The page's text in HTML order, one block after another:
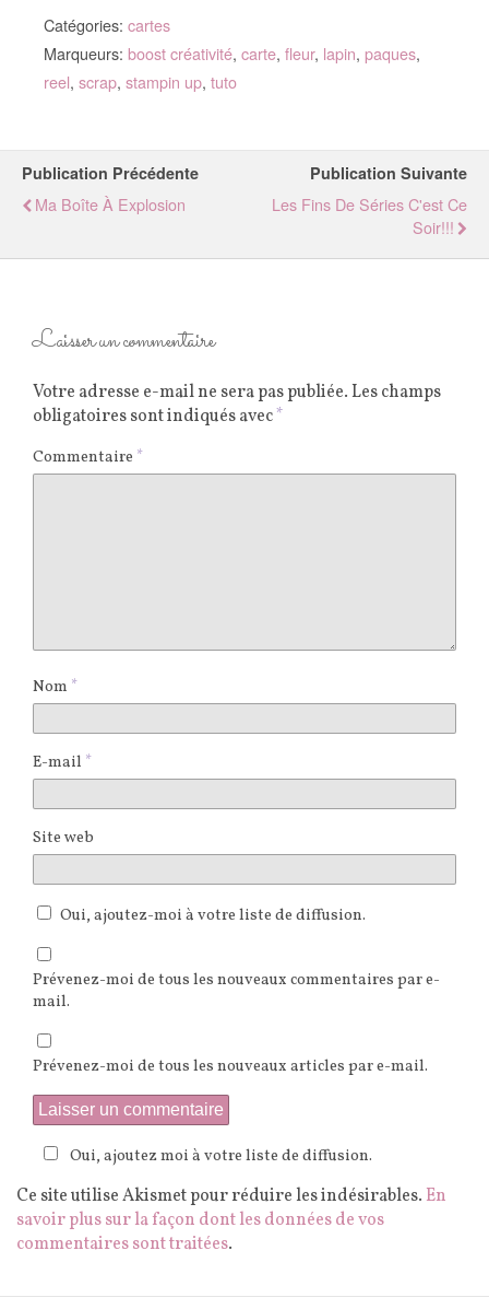
Catégories: cartes
Marqueurs: boost créativité, carte, fleur, lapin, paques,
reel, scrap, stampin up, tuto
Publication Précédente
Ma Boîte À Explosion
Publication Suivante
Les Fins De Séries C'est Ce
Soir!!!
Laisser un commentaire
Votre adresse e-mail ne sera pas publiée.Les champs
obligatoires sont indiqués avec*
Commentaire *
Nom *
E-mail *
Site web
Oui, ajoutez-moi à votre liste de diffusion.
Prévenez-moi de tous les nouveaux commentaires par e-
mail.
Prévenez-moi de tous les nouveaux articles par e-mail.
Oui, ajoutez moi à votre liste de diffusion.
Ce site utilise Akismet pour réduire les indésirables. En
savoir plus sur la façon dont les données de vos
commentaires sont traitées.